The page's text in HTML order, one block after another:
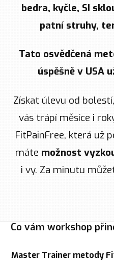
bedra, kyčle, SI
patní struhy,
Tato osvědčená
úspěšně v USA
Získat úlevu od
vás trápí měsíce i
FitPainFree, která už
máte možnost
i vy. Za minutu
Co vám workshop
Master Trainer metody